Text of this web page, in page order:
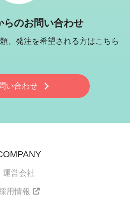
らのお問い合わせ
、発注を希望される方はこちら
い合わせ
運営会社
用情報